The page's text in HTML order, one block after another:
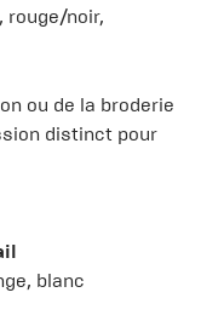
rouge/noir,
ou de la broderie
distinct pour
blanc